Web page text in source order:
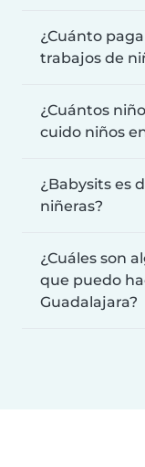
¿Cuánto
trabajos de
¿Cuántos
cuido niños
¿Babysits es
niñeras?
¿Cuáles son
que puedo
Guadalajara?